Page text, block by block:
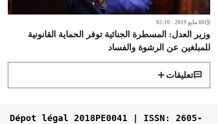
08 مايو 2019 - 02:10
وزير العدل: المسطرة الجنائية توفر الحماية القانونية
للمبلغين عن الرشوة والفساد
تعليقات
Dépot légal 2018PE0041 | ISSN: 2605-